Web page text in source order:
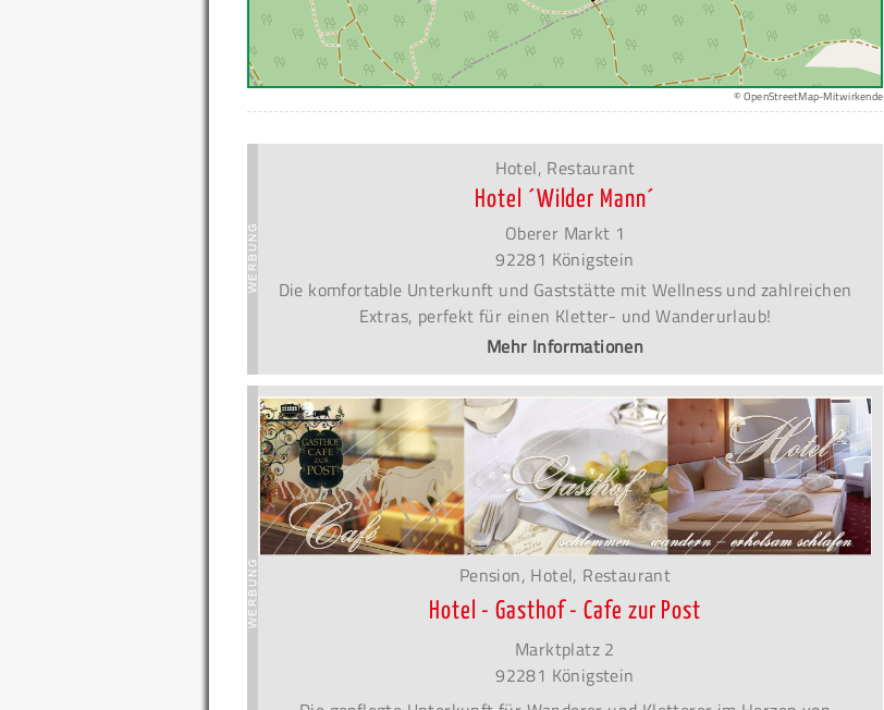
© OpenStreetMap-Mitwirkende
Hotel, Restaurant
Hotel ´Wilder Mann´
Oberer Markt 1
92281 Königstein
Die komfortable Unterkunft und Gaststätte mit Wellness und zahlreichen
Extras, perfekt für einen Kletter- und Wanderurlaub!
Mehr Informationen
Pension, Hotel, Restaurant
Hotel - Gasthof - Cafe zur Post
Marktplatz 2
92281 Königstein